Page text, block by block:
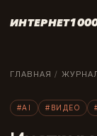
ГЛАВНАЯ /
#AI #ВИДЕО